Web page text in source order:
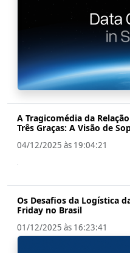
A Tragicomédia da
Três Graças: A Visão de
04/12/2025 às 19:04:21
Os Desafios da Logística
Friday no Brasil
01/12/2025 às 16:23:41